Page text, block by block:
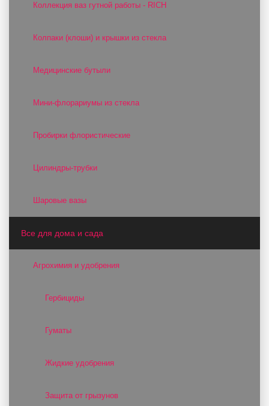
Коллекция ваз гутной работы - RICH
Колпаки (клоши) и крышки из стекла
Медицинские бутыли
Мини-флорариумы из стекла
Пробирки флористические
Цилиндры-трубки
Шаровые вазы
Все для дома и сада
Агрохимия и удобрения
Гербициды
Гуматы
Жидкие удобрения
Защита от грызунов